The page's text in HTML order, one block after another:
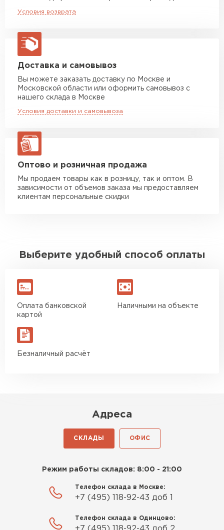
макс. длина груза 13,5 м
Манипулятор до 5 тн
макс. длина груза 6 м
Манипулятор до 10 тн
макс. длина груза 8 м
Манипулятор до 20 тн
Условия возврата
Доставка и самовывоз
Вы можете заказать доставку по Москве и
Московской области или оформить самовывоз с
нашего склада в Москве
Условия доставки и самовывоза
Оптово и розничная продажа
Мы продаем товары как в розницу, так и оптом. В
зависимости от объемов заказа мы предоставляем
клиентам персональные скидки
Выберите удобный способ оплаты
Оплата банковской
картой
Наличными на объекте
Безналичный расчёт
Адреса
СКЛАДЫ ОФИС
Режим работы складов: 8:00 - 21:00
Телефон склада в Москве:
+7 (495) 118-92-43 доб 1
Телефон склада в Одинцово: